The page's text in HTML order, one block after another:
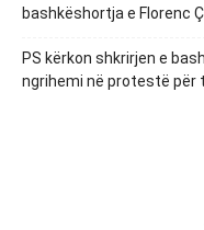
bashkëshortja e Florenc
PS kërkon shkrirjen e
ngrihemi në protestë për